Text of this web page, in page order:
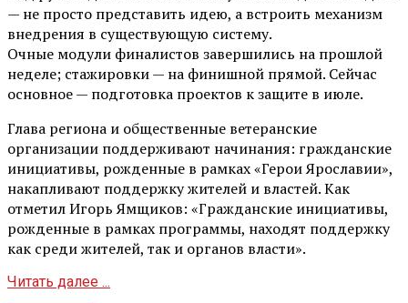
— не просто представить идею, а встроить механизм
внедрения в существующую систему.
Очные модули финалистов завершились на прошлой
неделе; стажировки — на финишной прямой. Сейчас
основное — подготовка проектов к защите в июле.
Глава региона и общественные ветеранские
организации поддерживают начинания: гражданские
инициативы, рожденные в рамках «Герои Ярославии»,
накапливают поддержку жителей и властей. Как
отметил Игорь Ямщиков: «Гражданские инициативы,
рожденные в рамках программы, находят поддержку
как среди жителей, так и органов власти».
Читать далее ...